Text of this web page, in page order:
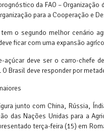
da FAO –
para a Cooperação e
o segundo melhor cenário
ficar com uma expansão
açúcar deve ser o carro-chefe
O Brasil deve responder por
junto com China, Rússia,
das Nações Unidas para a
terça-feira (15) em